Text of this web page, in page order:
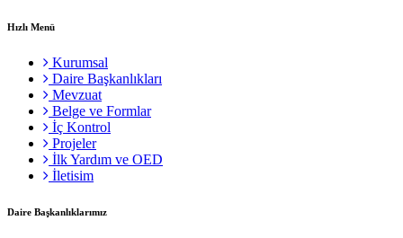
Hızlı Menü
Kurumsal
Daire Başkanlıkları
Mevzuat
Belge ve Formlar
İç Kontrol
Projeler
İlk Yardım ve OED
İletisim
Daire Başkanlıklarımız